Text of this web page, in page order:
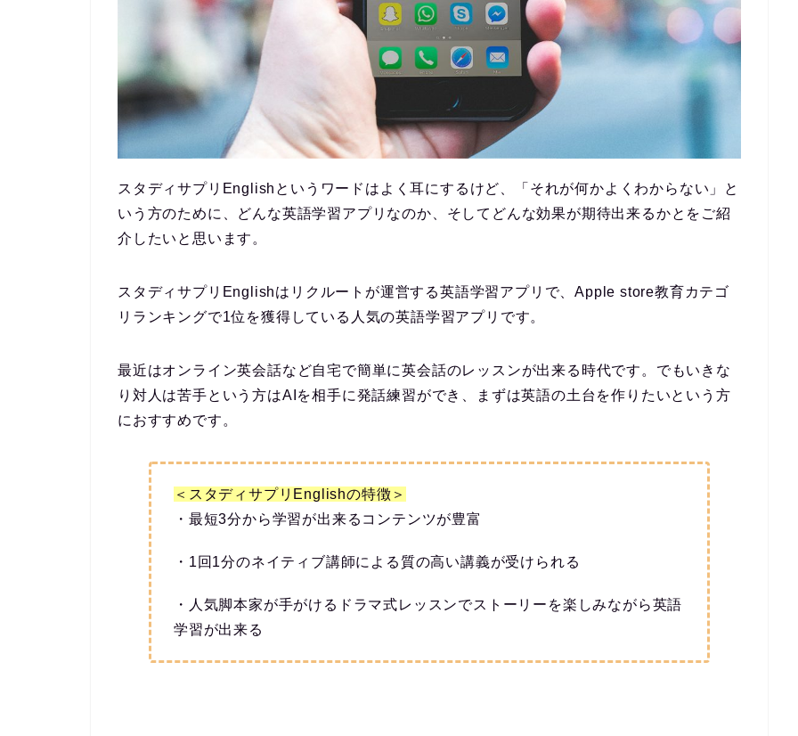
スタディサプリEnglishというワードはよく耳にするけど、「それが何かよくわからない」と
いう方のために、 どんな英語学習アプリなのか 、そして どんな効果が期待出来るかとをご紹
介したいと思います。
スタディサプリEnglishはリクルートが運営する英語学習アプリで、Apple store教育カテゴ
リランキングで1位を獲得している人気の英語学習アプリ です。
最近はオンライン英会話など自宅で簡単に英会話のレッスンが出来る時代です。でもいきな
り対人は苦手という方はAIを相手に発話練習ができ、 まずは英語の土台を作りたいという方
におすすめです。
＜スタディサプリEnglishの特徴＞
・ 最短3分から学習が出来るコンテンツが豊富
・ 1回1分のネイティブ講師による質の高い講義が受けられる
・ 人気脚本家が手がけるドラマ式レッスンでストーリーを楽しみながら英語
学習が出来る